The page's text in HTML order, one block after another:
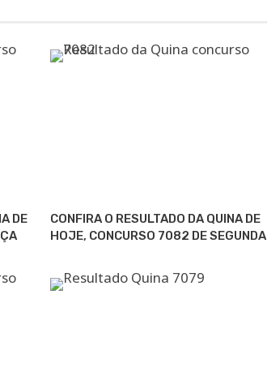
DE
CONFIRA O RESULTADO DA QUINA DE
HOJE, CONCURSO 7082 DE SEGUNDA